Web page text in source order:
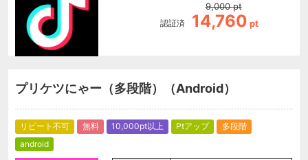
認証済
9,000 pt
14,760 pt
プリケツにゃー（多段階）（Android）
リピート不可 無料 10,000pt以上 Ptアップ
多段階
android